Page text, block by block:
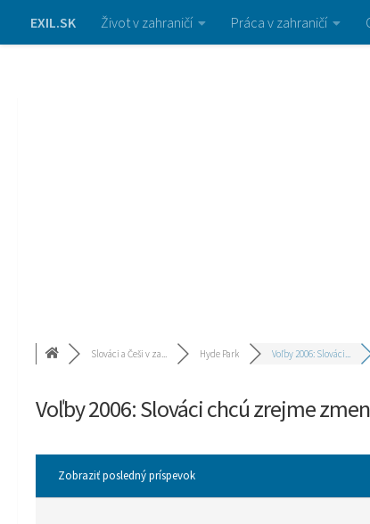
EXIL.SK Život v zahraničí Práca v zahraničí
Slováci a Češi v za... Hyde Park Voľby 2006: Slováci...
Voľby 2006: Slováci chcú zrejme
Zobraziť posledný príspevok